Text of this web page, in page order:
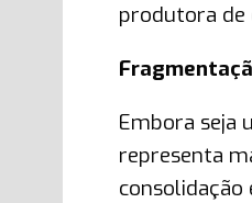
produtora de
Embora seja
representa
consolidação